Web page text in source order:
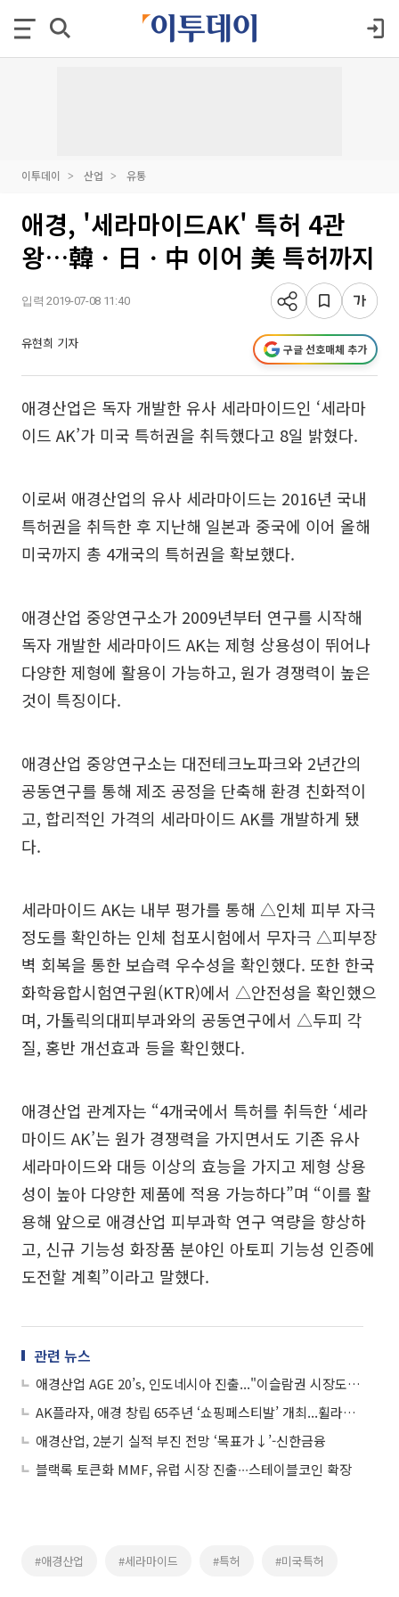
이투데이 산업 유통
애경, '세라마이드AK' 특허 4관
왕…韓ㆍ日ㆍ中 이어 美 특허까지
입력 2019-07-08 11:40
유현희 기자 구글 선호매체 추가
애경산업은 독자 개발한 유사 세라마이드인 ‘세라마
이드 AK’가 미국 특허권을 취득했다고 8일 밝혔다.
이로써 애경산업의 유사 세라마이드는 2016년 국내
특허권을 취득한 후 지난해 일본과 중국에 이어 올해
미국까지 총 4개국의 특허권을 확보했다.
애경산업 중앙연구소가 2009년부터 연구를 시작해
독자 개발한 세라마이드 AK는 제형 상용성이 뛰어나
다양한 제형에 활용이 가능하고, 원가 경쟁력이 높은
것이 특징이다.
애경산업 중앙연구소는 대전테크노파크와 2년간의
공동연구를 통해 제조 공정을 단축해 환경 친화적이
고, 합리적인 가격의 세라마이드 AK를 개발하게 됐
다.
세라마이드 AK는 내부 평가를 통해 △인체 피부 자극
정도를 확인하는 인체 첩포시험에서 무자극 △피부장
벽 회복을 통한 보습력 우수성을 확인했다. 또한 한국
화학융합시험연구원(KTR)에서 △안전성을 확인했으
며, 가톨릭의대피부과와의 공동연구에서 △두피 각
질, 홍반 개선효과 등을 확인했다.
애경산업 관계자는 “4개국에서 특허를 취득한 ‘세라
마이드 AK’는 원가 경쟁력을 가지면서도 기존 유사
세라마이드와 대등 이상의 효능을 가지고 제형 상용
성이 높아 다양한 제품에 적용 가능하다”며 “이를 활
용해 앞으로 애경산업 피부과학 연구 역량을 향상하
고, 신규 기능성 화장품 분야인 아토피 기능성 인증에
도전할 계획”이라고 말했다.
관련 뉴스
애경산업 AGE 20’s, 인도네시아 진출..."이슬람권 시장도 공략할 것"
AK플라자, 애경 창립 65주년 ‘쇼핑페스티발’ 개최...휠라ㆍ컬럼비아 등 할인
애경산업, 2분기 실적 부진 전망 ‘목표가↓’-신한금융
블랙록 토큰화 MMF, 유럽 시장 진출∙∙∙스테이블코인 확장
#애경산업 #세라마이드 #특허 #미국특허